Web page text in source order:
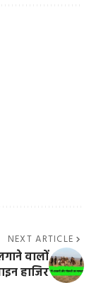
NEXT ARTICLE
वालों
हाजिर